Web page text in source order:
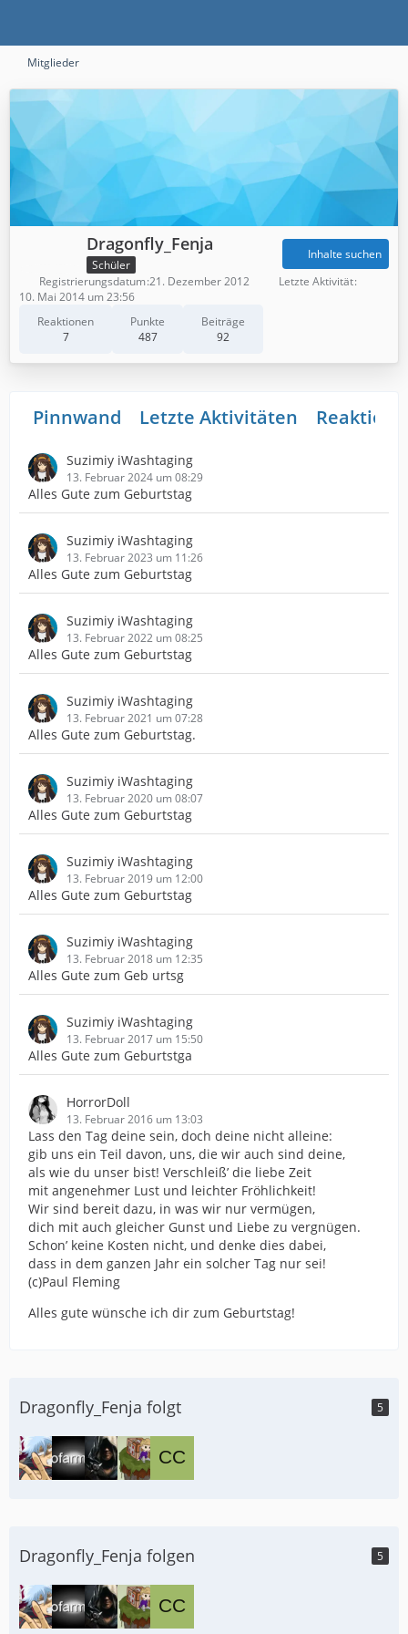
Mitglieder
Dragonfly_Fenja
Schüler
Reaktionen
7
Punkte
487
Beiträge
92
Inhalte suchen
Registrierungsdatum 21. Dezember 2012
Letzte Aktivität
10. Mai 2014 um 23:56
Pinnwand Letzte Aktivitäten
Suzimiy iWashtaging
13. Februar 2024 um 08:29
Alles Gute zum Geburtstag
Suzimiy iWashtaging
13. Februar 2023 um 11:26
Alles Gute zum Geburtstag
Suzimiy iWashtaging
13. Februar 2022 um 08:25
Alles Gute zum Geburtstag
Suzimiy iWashtaging
13. Februar 2021 um 07:28
Alles Gute zum Geburtstag.
Suzimiy iWashtaging
13. Februar 2020 um 08:07
Alles Gute zum Geburtstag
Suzimiy iWashtaging
13. Februar 2019 um 12:00
Alles Gute zum Geburtstag
Suzimiy iWashtaging
13. Februar 2018 um 12:35
Alles Gute zum Geb urtsg
Suzimiy iWashtaging
13. Februar 2017 um 15:50
Alles Gute zum Geburtstga
HorrorDoll
13. Februar 2016 um 13:03
Lass den Tag deine sein, doch deine nicht alleine:
gib uns ein Teil davon, uns, die wir auch sind deine,
als wie du unser bist! Verschleiß’ die liebe Zeit
mit angenehmer Lust und leichter Fröhlichkeit!
Wir sind bereit dazu, in was wir nur vermügen,
dich mit auch gleicher Gunst und Liebe zu vergnügen.
Schon’ keine Kosten nicht, und denke dies dabei,
dass in dem ganzen Jahr ein solcher Tag nur sei!
(c)Paul Fleming
Alles gute wünsche ich dir zum Geburtstag!
Dragonfly_Fenja folgt 5
Dragonfly_Fenja folgen 5